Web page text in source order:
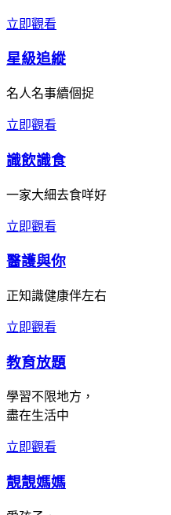
立即觀看
星級追縱
名人名事續個捉
立即觀看
識飲識食
一家大細去食咩好
立即觀看
醫護與你
正知識健康伴左右
立即觀看
教育放題
學習不限地方，
盡在生活中
立即觀看
靚靚媽媽